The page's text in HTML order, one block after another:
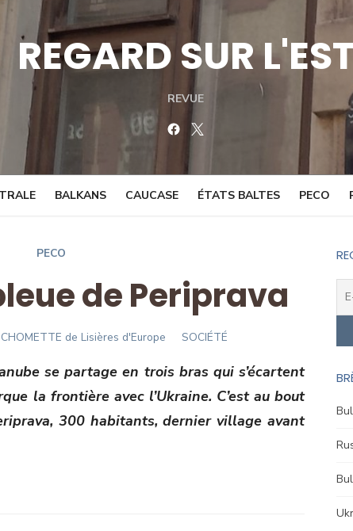
REGARD SUR L'EST
REVUE
Facebook
BALKANS CAUCASE ÉTATS BALTES PECO
PECO
de Periprava
de Lisières d'Europe SOCIÉTÉ
se partage en trois bras qui s’écartent
la frontière avec l’Ukraine. C’est au bout
300 habitants, dernier village avant